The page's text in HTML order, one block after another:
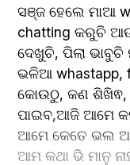
ସଞ୍ଜ ହେଲେ ମାଆ
chatting କରୁଚି
ଦେଖୁଚି, ପିଲା
ଭଳିଆ whastapp,
କୋଉଠୁ, କଣ ଶିଖିଵ,
ପାଇବ,ଆଜି ଆମେ
ଆମେ କେତେ ଭଲ
ଆମ କଥା ଭି ମାନୁ